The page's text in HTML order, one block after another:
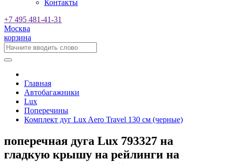
Контакты
+7 495 481-41-31
Москва
корзина
Главная
Автобагажники
Lux
Поперечины
Комплект дуг Lux Aero Travel 130 см (черные)
поперечная дуга Lux 793327 на
гладкую крышу на рейлинги на